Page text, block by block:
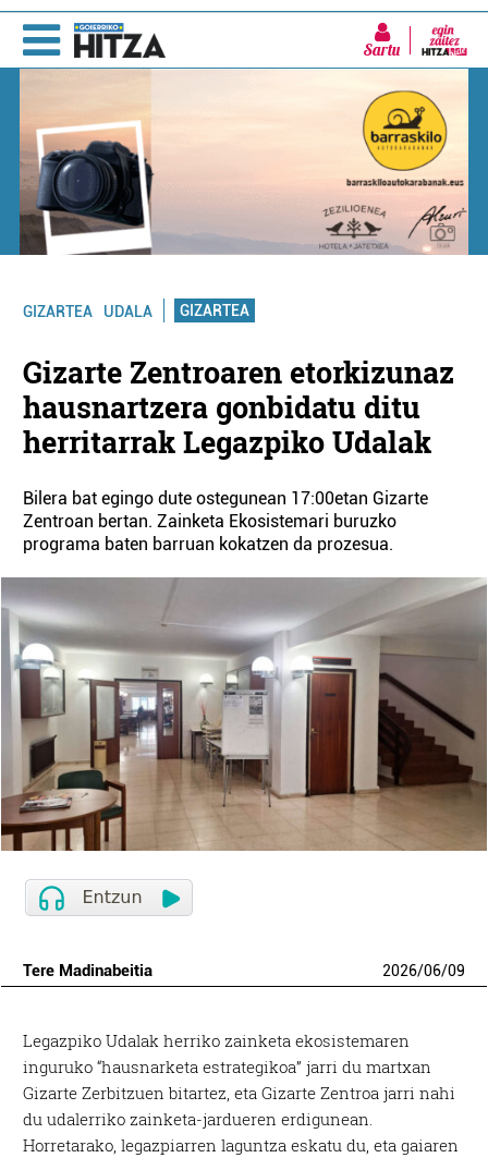
Sartu
GIZARTEA UDALA GIZARTEA
Gizarte Zentroaren etorkizunaz
hausnartzera gonbidatu ditu
herritarrak Legazpiko Udalak
Bilera bat egingo dute ostegunean 17:00etan Gizarte
Zentroan bertan. Zainketa Ekosistemari buruzko
programa baten barruan kokatzen da prozesua.
Tere Madinabeitia 2026/06/09
Legazpiko Udalak herriko zainketa ekosistemaren
inguruko “hausnarketa estrategikoa” jarri du martxan
Gizarte Zerbitzuen bitartez, eta Gizarte Zentroa jarri nahi
du udalerriko zainketa-jardueren erdigunean.
Horretarako, legazpiarren laguntza eskatu du, eta gaiaren